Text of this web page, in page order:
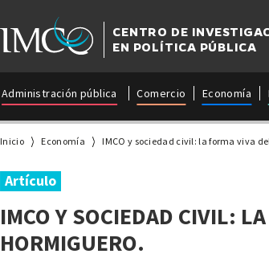
CENTRO DE
EN POLÍTICA PÚBLICA
Administración pública Comercio Economía
Inicio Economía IMCO y sociedad civil: la forma viva
Artículo
IMCO Y SOCIEDAD CIVIL:
HORMIGUERO.